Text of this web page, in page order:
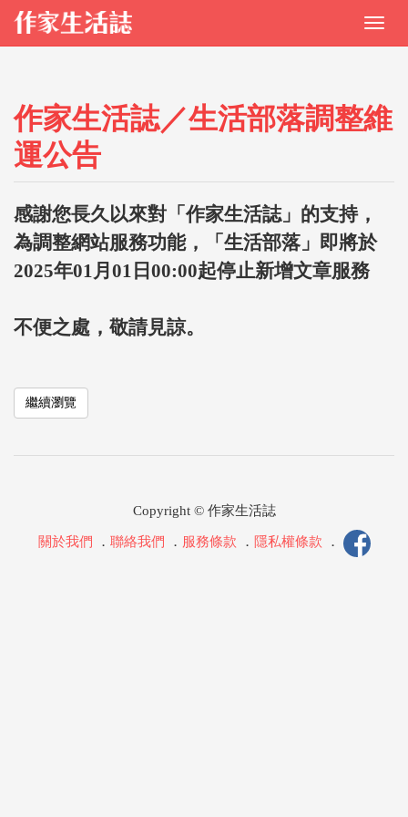
作家生活誌／生活部落調整維
運公告
感謝您長久以來對「作家生活誌」的支持，
為調整網站服務功能，「生活部落」即將於
2025年01月01日00:00起停止新增文章服務
不便之處，敬請見諒。
繼續瀏覽
Copyright © 作家生活誌
關於我們 ． 聯絡我們 ． 服務條款 ． 隱私權條款 ．